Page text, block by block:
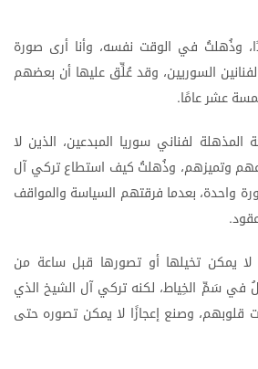
وذُهلتُ في الوقت نفسه، وأنا أرى صورة
السوريين، وقدعُلِّق عليها أن بعضهم
عشرعامًا.
المذهلة لفناني سوريا المبدعين، الذين لا
وتميزهم، وذُهلتُ كيف استطاع تركي آل
واحدة، بعدما فرقتهم السياسة والمواقف
.
لا يمكن تخيلها أو تصورها قبل ساعة من
في سَمِّ الخِياط، لكنه تركي آل الشيخ الذي
قلوبهم، وصنع إعجازًا لا يمكن تصوره حتى